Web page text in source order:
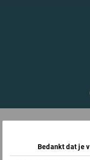
Bedankt dat je